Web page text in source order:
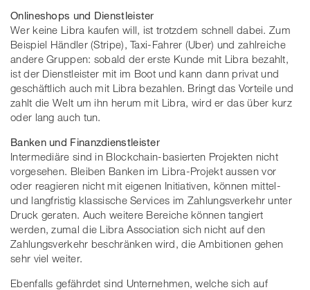
Onlineshops und Dienstleister
Wer keine Libra kaufen will, ist trotzdem schnell dabei. Zum
Beispiel Händler (Stripe), Taxi-Fahrer (Uber) und zahlreiche
andere Gruppen: sobald der erste Kunde mit Libra bezahlt,
ist der Dienstleister mit im Boot und kann dann privat und
geschäftlich auch mit Libra bezahlen. Bringt das Vorteile und
zahlt die Welt um ihn herum mit Libra, wird er das über kurz
oder lang auch tun.
Banken und Finanzdienstleister
Intermediäre sind in Blockchain-basierten Projekten nicht
vorgesehen. Bleiben Banken im Libra-Projekt aussen vor
oder reagieren nicht mit eigenen Initiativen, können mittel-
und langfristig klassische Services im Zahlungsverkehr unter
Druck geraten. Auch weitere Bereiche können tangiert
werden, zumal die Libra Association sich nicht auf den
Zahlungsverkehr beschränken wird, die Ambitionen gehen
sehr viel weiter.
Ebenfalls gefährdet sind Unternehmen, welche sich auf